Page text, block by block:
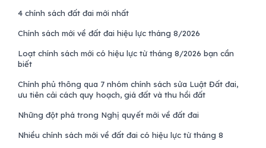
4 chính sách đất đai mới nhất
Chính sách mới về đất đai hiệu lực tháng 8/2026
Loạt chính sách mới có hiệu lực từ tháng 8/2026 bạn cần
biết
Chính phủ thông qua 7 nhóm chính sách sửa Luật Đất đai,
ưu tiên cải cách quy hoạch, giá đất và thu hồi đất
Những đột phá trong Nghị quyết mới về đất đai
Nhiều chính sách mới về đất đai có hiệu lực từ tháng 8